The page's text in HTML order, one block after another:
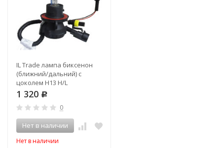
IL Trade лампа биксенон
(ближний/дальний) с
цоколем H13 H/L
1 320 Р
0
Нет в наличии
Нет в наличии